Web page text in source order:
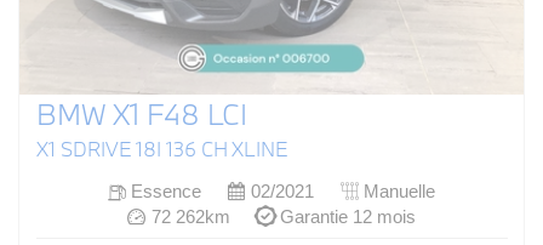
BMW X1 F48 LCI
X1 SDRIVE 18I 136 CH XLINE
Essence 02/2021
Manuelle
72 262km
Garantie 12 mois